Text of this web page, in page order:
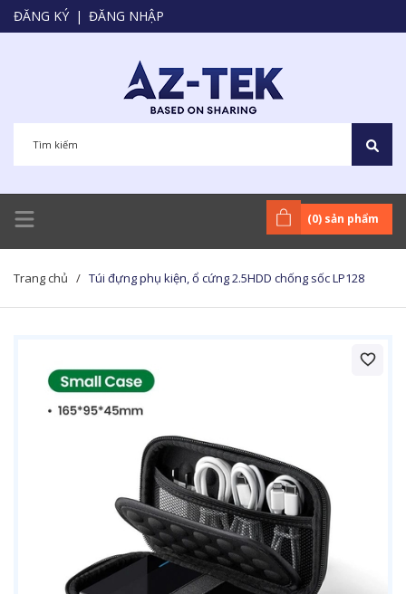
ĐĂNG KÝ | ĐĂNG NHẬP
(0) sản phẩm
Trang chủ / Túi đựng phụ kiện, ổ cứng 2.5HDD chống sốc LP128